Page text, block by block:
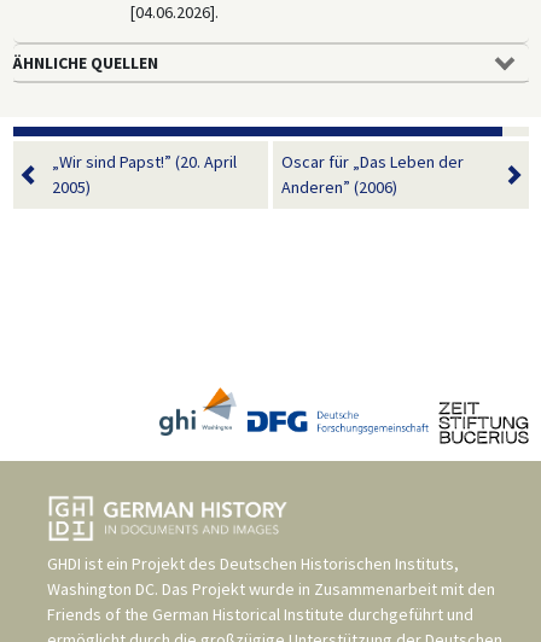
[04.06.2026].
ÄHNLICHE QUELLEN
„Wir sind Papst!” (20. April
2005)
Oscar für „Das Leben der
Anderen” (2006)
GHDI ist ein Projekt des Deutschen Historischen Instituts,
Washington DC. Das Projekt wurde in Zusammenarbeit mit den
Friends of the German Historical Institute durchgeführt und